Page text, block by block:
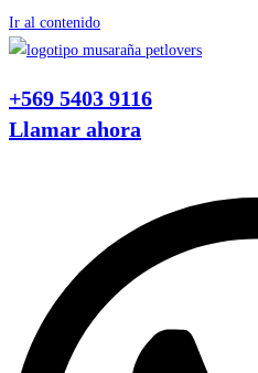
Ir al contenido
+569 5403 9116
Llamar ahora